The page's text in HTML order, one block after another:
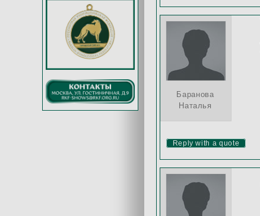
Баранова
Наталья
Reply with a quote